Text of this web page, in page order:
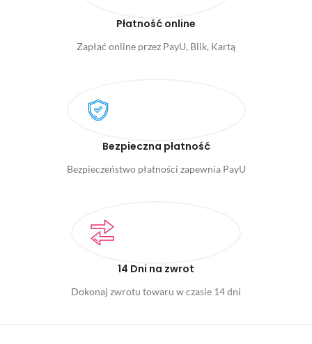
Płatność online
Zapłać online przez PayU, Blik, Kartą
Bezpieczna płatność
Bezpieczeństwo płatności zapewnia PayU
14 Dni na zwrot
Dokonaj zwrotu towaru w czasie 14 dni